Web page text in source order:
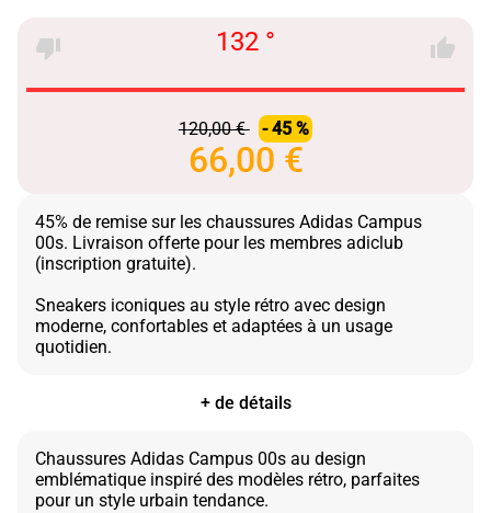
132 °
120,00 € - 45 %
66,00 €
45% de remise sur les chaussures Adidas Campus
00s. Livraison offerte pour les membres adiclub
(inscription gratuite).
Sneakers iconiques au style rétro avec design
moderne, confortables et adaptées à un usage
+ de détails
Chaussures Adidas Campus 00s au design
emblématique inspiré des modèles rétro, parfaites
pour un style urbain tendance.